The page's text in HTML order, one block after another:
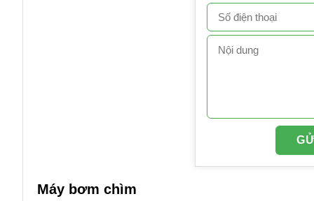
Máy bơm chìm